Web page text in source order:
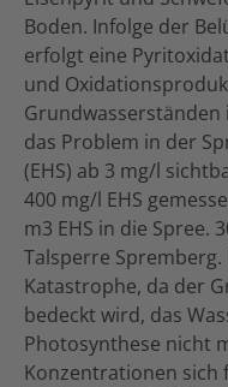
Boden. Infolge der
erfolgt eine
und
Grundwasserständen
das Problem in der
(EHS) ab 3 mg/l
400 mg/l EHS
m3 EHS in die Spree.
Talsperre
Katastrophe, da der
bedeckt wird, das
Photosynthese nicht
Konzentrationen sich